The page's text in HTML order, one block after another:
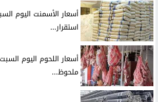
استقرار...
أسعار اللحوم اليوم
ملحوظ...